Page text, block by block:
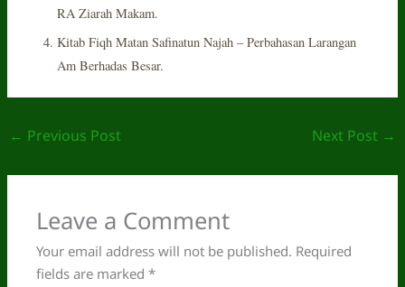
RA Ziarah Makam.
Kitab Fiqh Matan Safinatun Najah – Perbahasan Larangan
Am Berhadas Besar.
← Previous Post Next Post →
Leave a Comment
Your email address will not be published. Required
fields are marked*